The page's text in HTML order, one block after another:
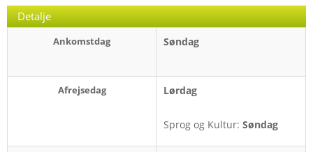
Detalje
Ankomstdag Søndag
Afrejsedag Lørdag
Sprog og Kultur: Søndag